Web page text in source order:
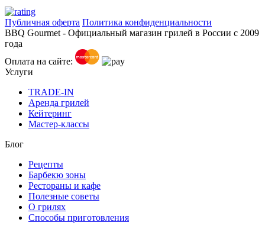
Публичная оферта Политика конфиденциальности
BBQ Gourmet - Официальный магазин грилей в России с 2009
года
Оплата на сайте:
Услуги
TRADE-IN
Аренда грилей
Кейтеринг
Мастер-классы
Блог
Рецепты
Барбекю зоны
Рестораны и кафе
Полезные советы
О грилях
Способы приготовления